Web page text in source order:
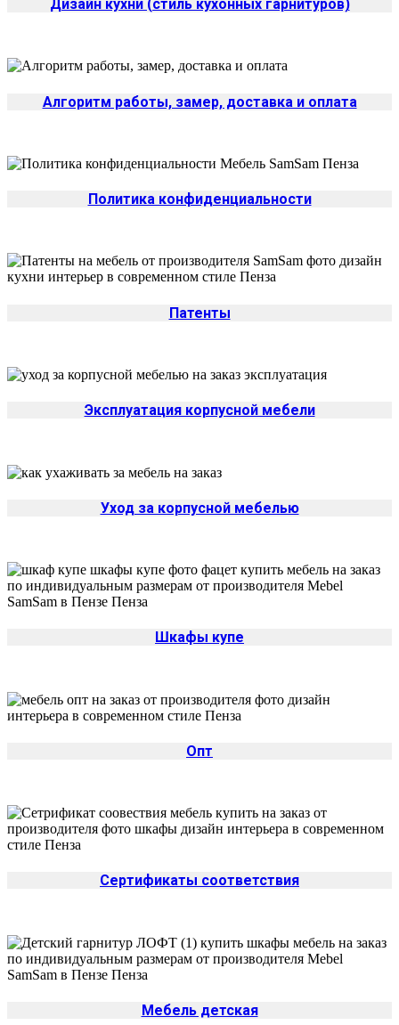
Дизайн кухни (стиль кухонных гарнитуров)
Алгоритм работы, замер, доставка и оплата
Политика конфиденциальности
Патенты
Эксплуатация корпусной мебели
Уход за корпусной мебелью
Шкафы купе
Опт
Сертификаты соответствия
Мебель детская